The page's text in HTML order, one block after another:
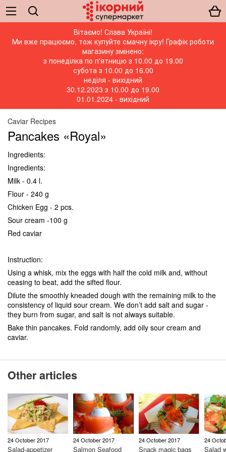
Вітаємо! Слава Україні!
Ми вже працюємо, тож купуйте смачну ікру! Графік роботи
магазину змінено:
з понеділка по п'ятницю з 10.00 до 19.00
субота з 10.00 до 16.00
неділя - вихідний
30.12.2023 з 10.00 до 19.00
01.01.2024 - вихідний
Caviar Recipes
Pancakes «Royal»
Ingredients:
Ingredients:
Milk - 0.4 l.
Flour - 240 g
Chicken Egg - 2 pcs.
Sour cream -100 g
Red caviar
Instruction:
Using a whisk, mix the eggs with half the cold milk and, without
ceasing to beat, add the sifted flour.
Dilute the smoothly kneaded dough with the remaining milk to the
consistency of liquid sour cream. We don’t add salt and sugar -
they burn from sugar, and salt is not always suitable.
Bake thin pancakes. Fold randomly, add oily sour cream and
caviar.
Other articles
24 October 2017
Salad-appetizer
24 October 2017
Salmon Seafood
24 October 2017
Snack magic bags
24
Salad